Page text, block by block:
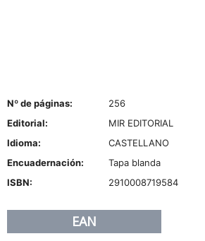
Nº de páginas:
256
Editorial:
MIR EDITORIAL
Idioma:
CASTELLANO
Encuadernación:
Tapa blanda
ISBN:
2910008719584
EAN